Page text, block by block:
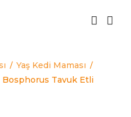
/ Yaş Kedi Maması /
Bosphorus Tavuk Etli